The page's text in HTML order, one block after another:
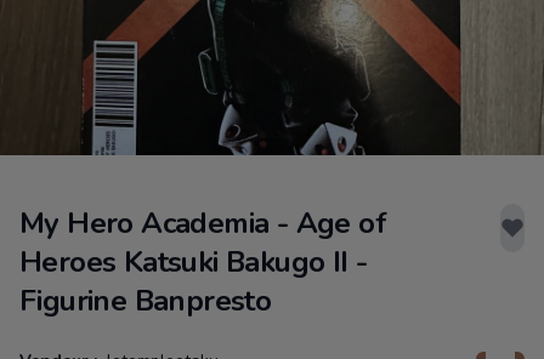
My Hero Academia - Age of
Heroes Katsuki Bakugo II -
Figurine Banpresto